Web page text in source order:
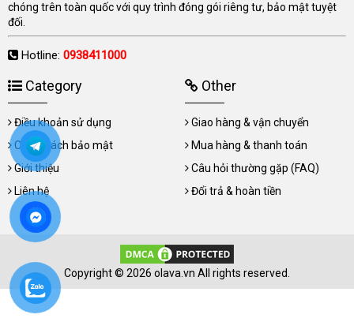
chóng trên toàn quốc với quy trình đóng gói riêng tư, bảo mật tuyệt
đối.
Hotline: 0938411000
Category
Điều khoản sử dụng
Chính sách bảo mật
Giới thiệu
Liên hệ
Other
Giao hàng & vận chuyển
Mua hàng & thanh toán
Câu hỏi thường gặp (FAQ)
Đổi trả & hoàn tiền
Copyright © 2026 olava.vn All rights reserved.